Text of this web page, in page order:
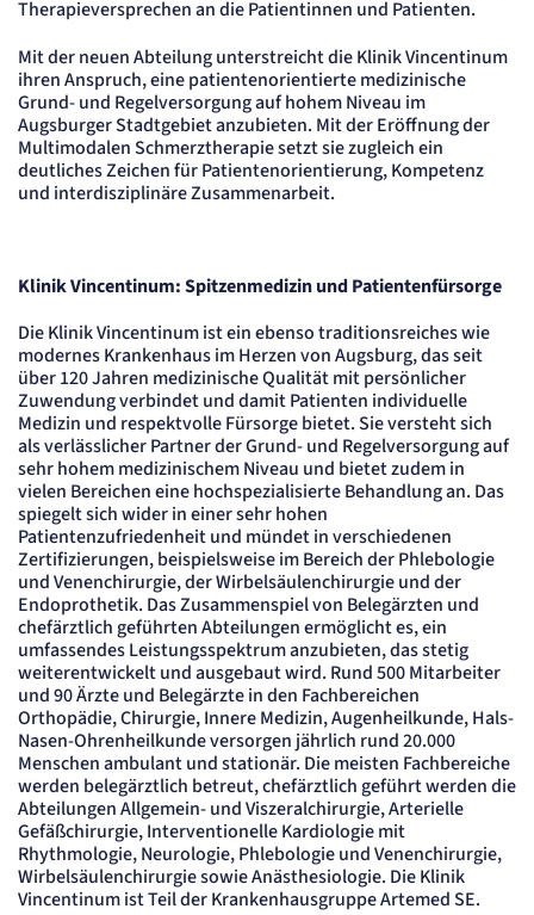
Therapieversprechen an die Patientinnen und Patienten.
Mit der neuen Abteilung unterstreicht die Klinik Vincentinum
ihren Anspruch, eine patientenorientierte medizinische
Grund- und Regelversorgung auf hohem Niveau im
Augsburger Stadtgebiet anzubieten. Mit der Eröffnung der
Multimodalen Schmerztherapie setzt sie zugleich ein
deutliches Zeichen für Patientenorientierung, Kompetenz
und interdisziplinäre Zusammenarbeit.
Klinik Vincentinum: Spitzenmedizin und Patientenfürsorge
Die Klinik Vincentinum ist ein ebenso traditionsreiches wie
modernes Krankenhaus im Herzen von Augsburg, das seit
über 120 Jahren medizinische Qualität mit persönlicher
Zuwendung verbindet und damit Patienten individuelle
Medizin und respektvolle Fürsorge bietet. Sie versteht sich
als verlässlicher Partner der Grund- und Regelversorgung auf
sehr hohem medizinischem Niveau und bietet zudem in
vielen Bereichen eine hochspezialisierte Behandlung an. Das
spiegelt sich wider in einer sehr hohen
Patientenzufriedenheit und mündet in verschiedenen
Zertifizierungen, beispielsweise im Bereich der Phlebologie
und Venenchirurgie, der Wirbelsäulenchirurgie und der
Endoprothetik. Das Zusammenspiel von Belegärzten und
chefärztlich geführten Abteilungen ermöglicht es, ein
umfassendes Leistungsspektrum anzubieten, das stetig
weiterentwickelt und ausgebaut wird. Rund 500 Mitarbeiter
und 90 Ärzte und Belegärzte in den Fachbereichen
Orthopädie, Chirurgie, Innere Medizin, Augenheilkunde, Hals-
Nasen-Ohrenheilkunde versorgen jährlich rund 20.000
Menschen ambulant und stationär. Die meisten Fachbereiche
werden belegärztlich betreut, chefärztlich geführt werden die
Abteilungen Allgemein- und Viszeralchirurgie, Arterielle
Gefäßchirurgie, Interventionelle Kardiologie mit
Rhythmologie, Neurologie, Phlebologie und Venenchirurgie,
Wirbelsäulenchirurgie sowie Anästhesiologie. Die Klinik
Vincentinum ist Teil der Krankenhausgruppe Artemed SE.
PHPSESSID
Artemed SE
Zweck:
Behält die Zustände des Benutzers bei allen Seitenanfragen bei.
Cookie Laufzeit:
Session
Einverständnis-Cookie
Anbieter:
Artemed SE
Zweck:
Speichert den Zustimmungsstatus des Benutzers für Cookies auf der aktuellen
Domäne.
Cookie Laufzeit:
1 Jahr
STATISTIK
Statistik Cookies erfassen Informationen
anonym. Diese Informationen helfen uns
zu verstehen, wie unsere Besucher unsere
Website nutzen.
Matelso Telefontracking
Name:
mat_tel
Anbieter:
matelso GmbH
Zweck:
Speichert die User-ID. Hierdurch wird festgelegt, welche Rufnummer(n) der Nutzer
angezeigt bekommt.
Cookie Laufzeit:
2 Jahre
Matelso Telefontracking